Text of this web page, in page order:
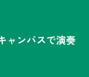
ンパスで演奏